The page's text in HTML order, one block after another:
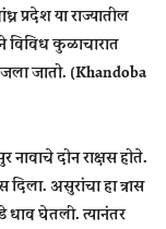
प्रदेश या राज्यातील
कुळाचारात
जातो. (Khandoba
दोन राक्षस होते.
असुरांचा हा त्रास
घेतली. त्यानंतर